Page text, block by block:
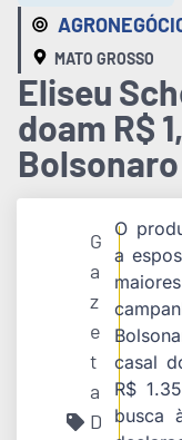
MATO GROSSO
Eliseu
doam R$
Bolsonaro
G
a
z
e
t
a
D
O
a
casal
R$
busca